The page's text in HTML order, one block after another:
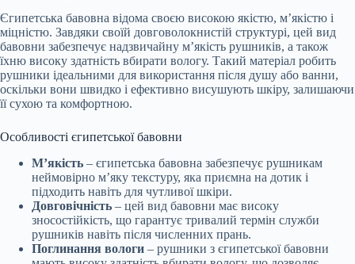
Єгипетська бавовна відома своєю високою якістю, м’якістю і
міцністю. Завдяки своїй довговолокнистій структурі, цей вид
бавовни забезпечує надзвичайну м’якість рушників, а також
їхню високу здатність вбирати вологу. Такий матеріал робить
рушники ідеальними для використання після душу або ванни,
оскільки вони швидко і ефективно висушують шкіру, залишаючи
її сухою та комфортною.
Особливості єгипетської бавовни
М’якість – єгипетська бавовна забезпечує рушникам
неймовірно м’яку текстуру, яка приємна на дотик і
підходить навіть для чутливої шкіри.
Довговічність – цей вид бавовни має високу
зносостійкість, що гарантує тривалий термін служби
рушників навіть після численних прань.
Поглинання вологи – рушники з єгипетської бавовни